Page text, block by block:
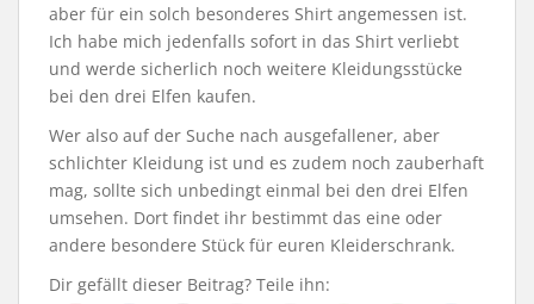
aber für ein solch besonderes Shirt angemessen ist.
Ich habe mich jedenfalls sofort in das Shirt verliebt
und werde sicherlich noch weitere Kleidungsstücke
bei den drei Elfen kaufen.
Wer also auf der Suche nach ausgefallener, aber
schlichter Kleidung ist und es zudem noch zauberhaft
mag, sollte sich unbedingt einmal bei den drei Elfen
umsehen. Dort findet ihr bestimmt das eine oder
andere besondere Stück für euren Kleiderschrank.
Dir gefällt dieser Beitrag? Teile ihn: